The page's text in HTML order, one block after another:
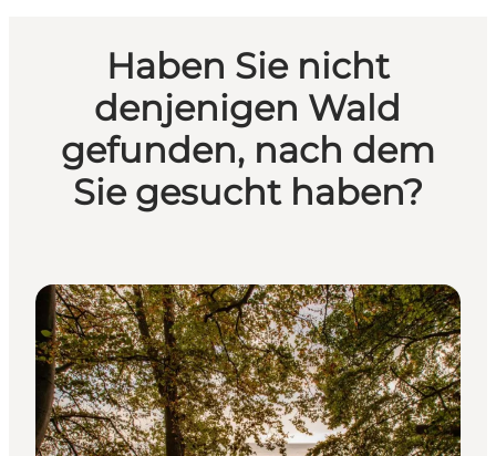
Haben Sie nicht
denjenigen Wald
gefunden, nach dem
Sie gesucht haben?